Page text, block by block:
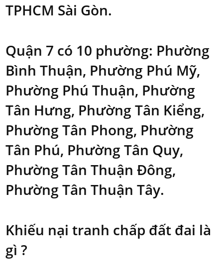
TPHCM Sài Gòn.
Quận 7 có 10 phường: Phường
Bình Thuận, Phường Phú Mỹ,
Phường Phú Thuận, Phường
Tân Hưng, Phường Tân Kiểng,
Phường Tân Phong, Phường
Tân Phú, Phường Tân Quy,
Phường Tân Thuận Đông,
Phường Tân Thuận Tây.
Khiếu nại tranh chấp đất đai là
gì ?